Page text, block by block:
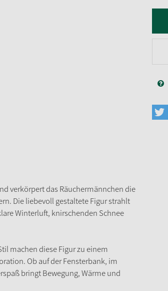
verkörpert das Räuchermännchen die
Die liebevoll gestaltete Figur strahlt
Winterluft, knirschenden Schnee
machen diese Figur zu einem
Ob auf der Fensterbank, im
bringt Bewegung, Wärme und